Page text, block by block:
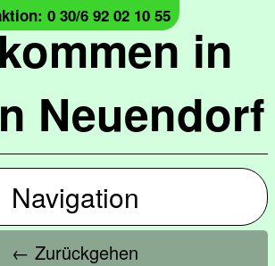
in
Neuendorf
0 30/6 92 02 10 55
Navigation
← Zurückgehen